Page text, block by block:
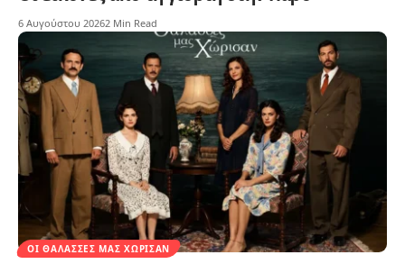
6 Αυγούστου 20262 Min Read
ΟΙ ΘΆΛΑΣΣΕΣ ΜΑΣ ΧΏΡΙΣΑΝ